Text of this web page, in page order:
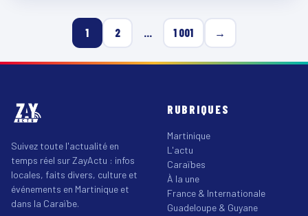
1 2 … 1 001 →
Suivez toute l'actualité en
temps réel sur ZayActu : infos
locales, faits divers, culture et
événements en Martinique et
dans la Caraïbe.
RUBRIQUES
Martinique
L'actu
Caraïbes
À la une
France & Internationale
Guadeloupe & Guyane